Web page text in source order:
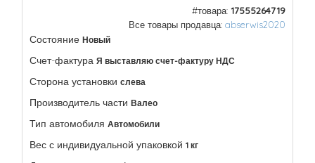
#товара: 17555264719
Все товары продавца: abserwis2020
Состояние Новый
Счет-фактура Я выставляю счет-фактуру НДС
Сторона установки слева
Производитель части Валео
Тип автомобиля Автомобили
Вес с индивидуальной упаковкой 1 кг